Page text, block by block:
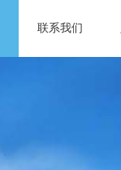
联系我们